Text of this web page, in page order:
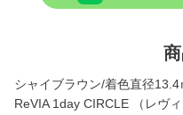
シャイブラウン/着色直径13.4
ReVIA 1day CIRCLE （レヴ